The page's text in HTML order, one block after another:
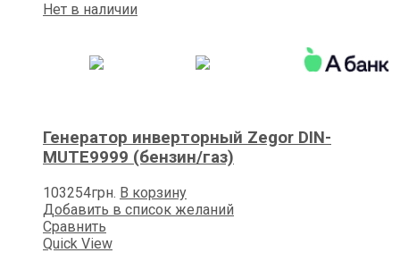
Нет в наличии
Генератор инверторный Zegor DIN-
MUTE9999 (бензин/газ)
103254грн. В корзину
Добавить в список желаний
Сравнить
Quick View